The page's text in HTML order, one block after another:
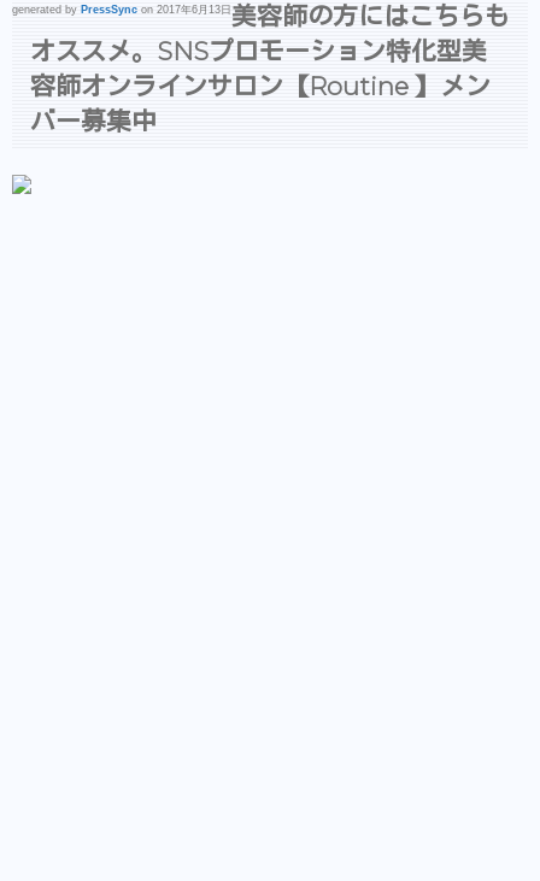
generated by PressSync on 2017年6月13日 美容師の方にはこちらも
オススメ。SNSプロモーション特化型美
容師オンラインサロン【Routine 】メン
バー募集中